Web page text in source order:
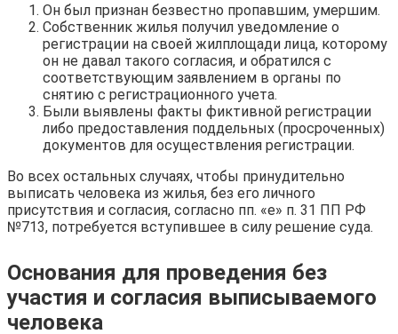
Он был признан безвестно пропавшим, умершим.
Собственник жилья получил уведомление о
регистрации на своей жилплощади лица, которому
он не давал такого согласия, и обратился с
соответствующим заявлением в органы по
снятию с регистрационного учета.
Были выявлены факты фиктивной регистрации
либо предоставления поддельных (просроченных)
документов для осуществления регистрации.
Во всех остальных случаях, чтобы принудительно
выписать человека из жилья, без его личного
присутствия и согласия, согласно пп. «е» п. 31 ПП РФ
№713, потребуется вступившее в силу решение суда.
Основания для проведения без
участия и согласия выписываемого
человека